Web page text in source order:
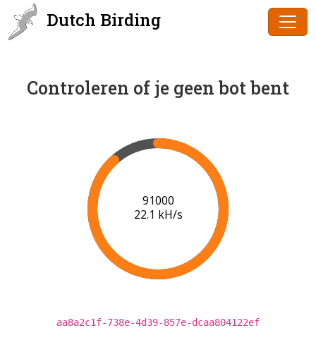
Dutch Birding
Controleren of je geen bot bent
91000
22.1 kH/s
aa8a2c1f-738e-4d39-857e-dcaa804122ef